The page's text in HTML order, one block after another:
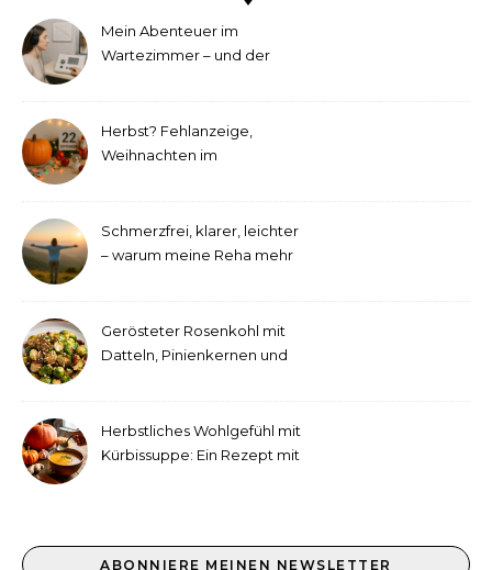
Mein Abenteuer im
Wartezimmer – und der
Herbst? Fehlanzeige,
Weihnachten im
Schmerzfrei, klarer, leichter
– warum meine Reha mehr
Gerösteter Rosenkohl mit
Datteln, Pinienkernen und
Herbstliches Wohlgefühl mit
Kürbissuppe: Ein Rezept mit
ABONNIERE MEINEN NEWSLETTER